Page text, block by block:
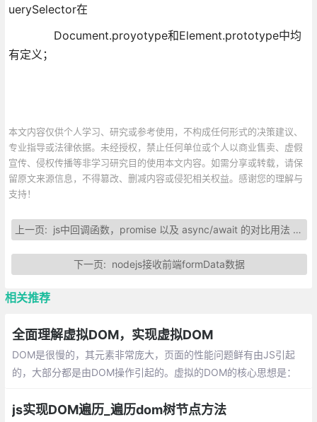
uerySelector在
Document.proyotype和Element.prototype中均
有定义；
本文内容仅供个人学习、研究或参考使用，不构成任何形式的决策建议、
专业指导或法律依据。未经授权，禁止任何单位或个人以商业售卖、虚假
宣传、侵权传播等非学习研究目的使用本文内容。如需分享或转载，请保
留原文来源信息，不得篡改、删减内容或侵犯相关权益。感谢您的理解与
支持！
上一页: js中回调函数，promise 以及 async/await 的对比用法 对比
下一页: nodejs接收前端formData数据
相关推荐
全面理解虚拟DOM，实现虚拟DOM
DOM是很慢的，其元素非常庞大，页面的性能问题鲜有由JS引起
的，大部分都是由DOM操作引起的。虚拟的DOM的核心思想是：
M操作。
js实现DOM遍历_遍历dom树节点方法